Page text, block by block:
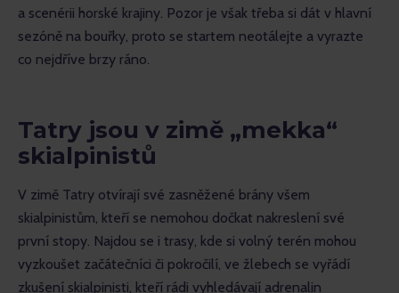
a scenérii horské krajiny. Pozor je však třeba si dát v hlavní
sezóně na bouřky, proto se startem neotálejte a vyrazte
co nejdříve brzy ráno.
Tatry jsou v zimě „mekka“
skialpinistů
V zimě Tatry otvírají své zasněžené brány všem
skialpinistům, kteří se nemohou dočkat nakreslení své
první stopy. Najdou se i trasy, kde si volný terén mohou
vyzkoušet začátečníci či pokročilí, ve žlebech se vyřádí
zkušení skialpinisti, kteří rádi vyhledávají adrenalin